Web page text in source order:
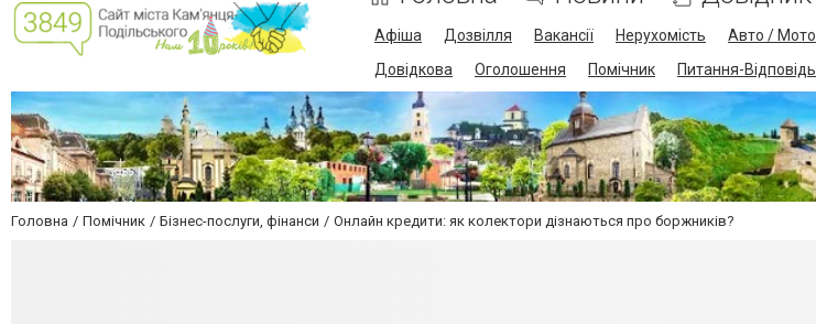
Афіша Дозвілля Вакансії Нерухомість Авто / Мото
Довідкова
Оголошення Помічник Питання-Відповідь
Головна Помічник Бізнес-послуги, фінанси Онлайн кредити: як колектори дізнаються про боржників?